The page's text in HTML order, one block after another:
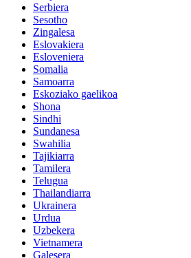
Serbiera
Sesotho
Zingalesa
Eslovakiera
Esloveniera
Somalia
Samoarra
Eskoziako gaelikoa
Shona
Sindhi
Sundanesa
Swahilia
Tajikiarra
Tamilera
Telugua
Thailandiarra
Ukrainera
Urdua
Uzbekera
Vietnamera
Galesera